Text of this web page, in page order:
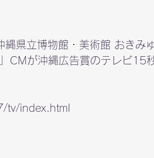
県立博物館・美術館 おきみ
CMが沖縄広告賞のテレビ15
tv/index.html